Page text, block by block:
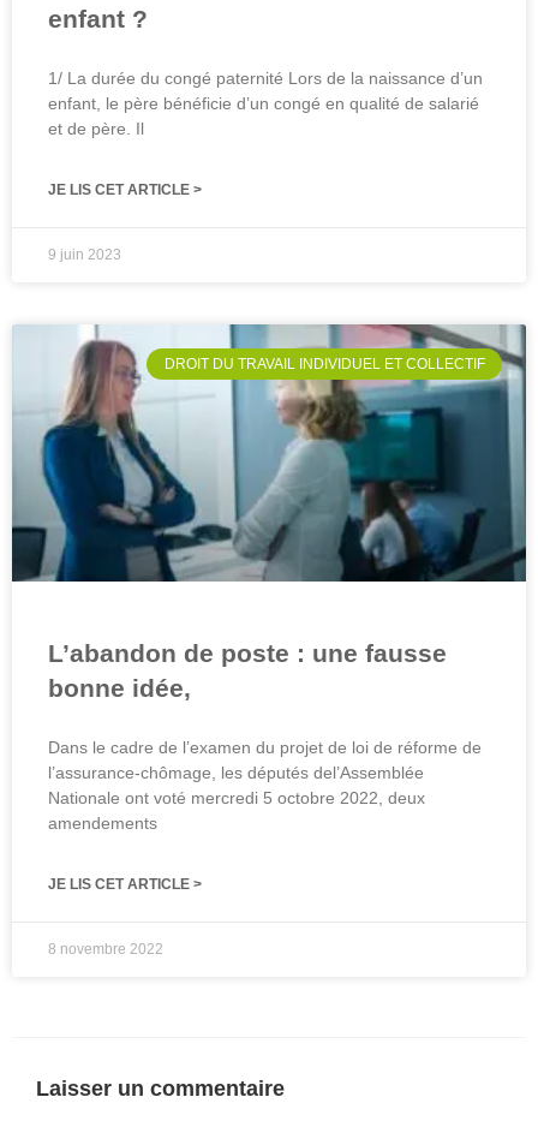
enfant ?
1/ La durée du congé paternité Lors de la naissance d’un
enfant, le père bénéficie d’un congé en qualité de salarié
et de père. Il
JE LIS CET ARTICLE >
9 juin 2023
DROIT DU TRAVAIL INDIVIDUEL ET COLLECTIF
L’abandon de poste : une fausse
bonne idée,
Dans le cadre de l’examen du projet de loi de réforme de
l’assurance-chômage, les députés del’Assemblée
Nationale ont voté mercredi 5 octobre 2022, deux
amendements
JE LIS CET ARTICLE >
8 novembre 2022
Laisser un commentaire